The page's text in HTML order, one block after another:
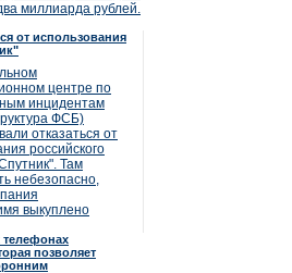
миллиарда рублей.
от использования
центре по
инцидентам
ФСБ)
отказаться от
российского
Там
небезопасно,
выкуплено
позволяет